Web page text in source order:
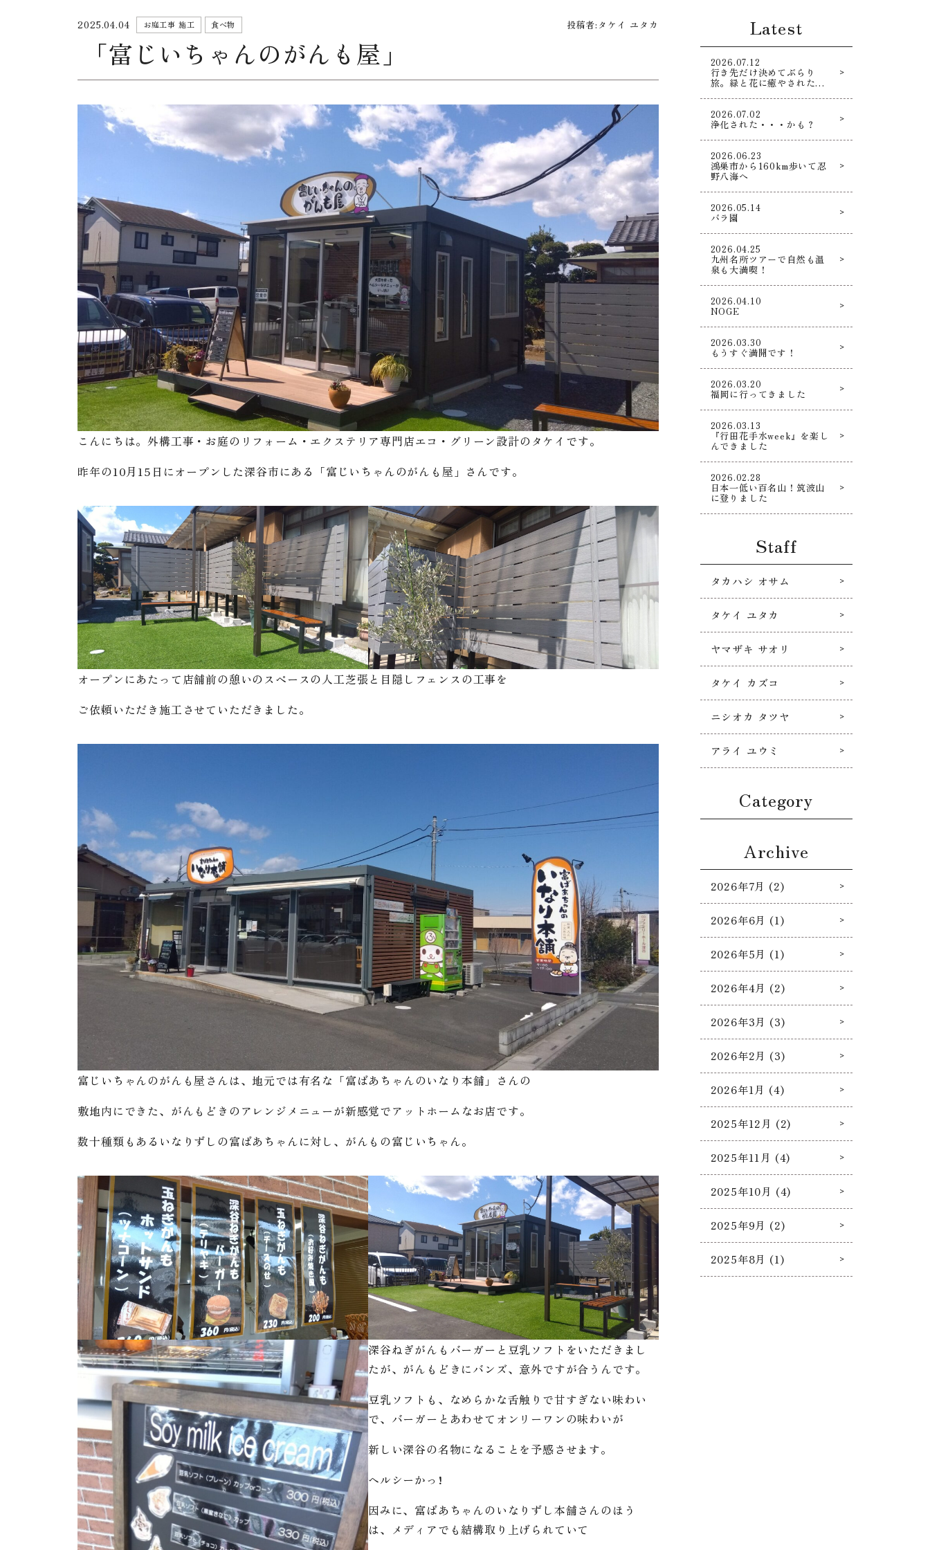
2025.04.04 お庭工事 施工 食べ物 投稿者: タケイ ユタカ
「富じいちゃんのがんも屋」
こんにちは。外構工事・お庭のリフォーム・エクステリア専門店エコ・グリーン設計のタケイです。
昨年の10月15日にオープンした深谷市にある「富じいちゃんのがんも屋」さんです。
オープンにあたって店舗前の憩いのスペースの人工芝張と目隠しフェンスの工事を
ご依頼いただき施工させていただきました。
富じいちゃんのがんも屋さんは、地元では有名な「富ばあちゃんのいなり本舗」さんの
敷地内にできた、がんもどきのアレンジメニューが新感覚でアットホームなお店です。
数十種類もあるいなりずしの富ばあちゃんに対し、がんもの富じいちゃん。
深谷ねぎがんもバーガーと豆乳ソフトをいただきまし
たが、がんもどきにバンズ、意外ですが合うんです。
豆乳ソフトも、なめらかな舌触りで甘すぎない味わい
で、バーガーとあわせてオンリーワンの味わいが
新しい深谷の名物になることを予感させます。
ヘルシーかっ!
因みに、富ばあちゃんのいなりずし本舗さんのほう
は、メディアでも結構取り上げられていて
Latest
2026.07.12
行き先だけ決めてぶらり
旅。緑と花に癒やされた寄
2026.07.02
浄化された・・・かも？
2026.06.23
鴻巣市から160km歩いて忍
野八海へ
2026.05.14
バラ園
2026.04.25
九州名所ツアーで自然も温
泉も大満喫！
2026.04.10
NOGE
2026.03.30
もうすぐ満開です！
2026.03.20
福岡に行ってきました
2026.03.13
『行田花手水week』を楽し
んできました
2026.02.28
日本一低い百名山！筑波山
に登りました
Staff
タカハシ オサム
タケイ ユタカ
ヤマザキ サオリ
タケイ カズコ
ニシオカ タツヤ
アライ ユウミ
Category
Archive
2026年7月 (2)
2026年6月 (1)
2026年5月 (1)
2026年4月 (2)
2026年3月 (3)
2026年2月 (3)
2026年1月 (4)
2025年12月 (2)
2025年11月 (4)
2025年10月 (4)
2025年9月 (2)
2025年8月 (1)